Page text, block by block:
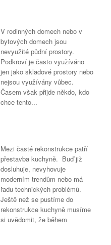
V rodinných domech nebo v
bytových domech jsou
nevyužité půdní prostory.
Podkroví je často využíváno
jen jako skladové prostory nebo
nejsou využívány vůbec.
Časem však přijde někdo, kdo
chce tento...
Mezi časté rekonstrukce patří
přestavba kuchyně. Buď již
dosluhuje, nevyhovuje
moderním trendům nebo má
řadu technických problémů.
Ještě než se pustíme do
rekonstrukce kuchyně musíme
si uvědomit, že během